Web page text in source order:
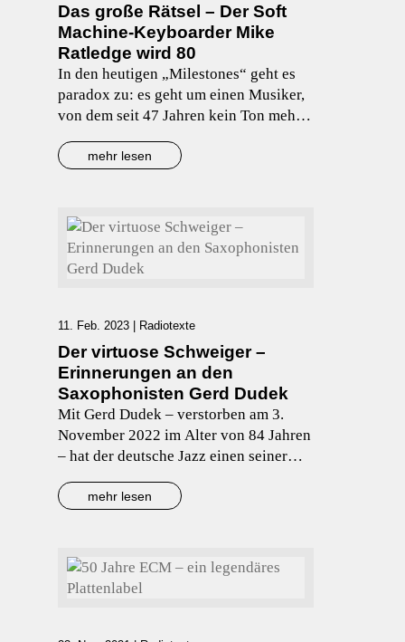
Das große Rätsel – Der Soft
Machine-Keyboarder Mike
Ratledge wird 80
In den heutigen „Milestones“ geht es
paradox zu: es geht um einen Musiker,
von dem seit 47 Jahren kein Ton mehr
künstlerisch wertvoll gelten könnte.
aber bis heute Kult.. Vor allem bei
facebook.
mehr lesen
Der virtuose Schweiger –
Erinnerungen an den
Saxophonisten Gerd Dudek
11. Feb. 2023 | Radiotexte
Mit Gerd Dudek – verstorben am 3.
November 2022 im Alter von 84 Jahren
– hat der deutsche Jazz einen seiner
größten Saxophonisten verloren.
mehr lesen